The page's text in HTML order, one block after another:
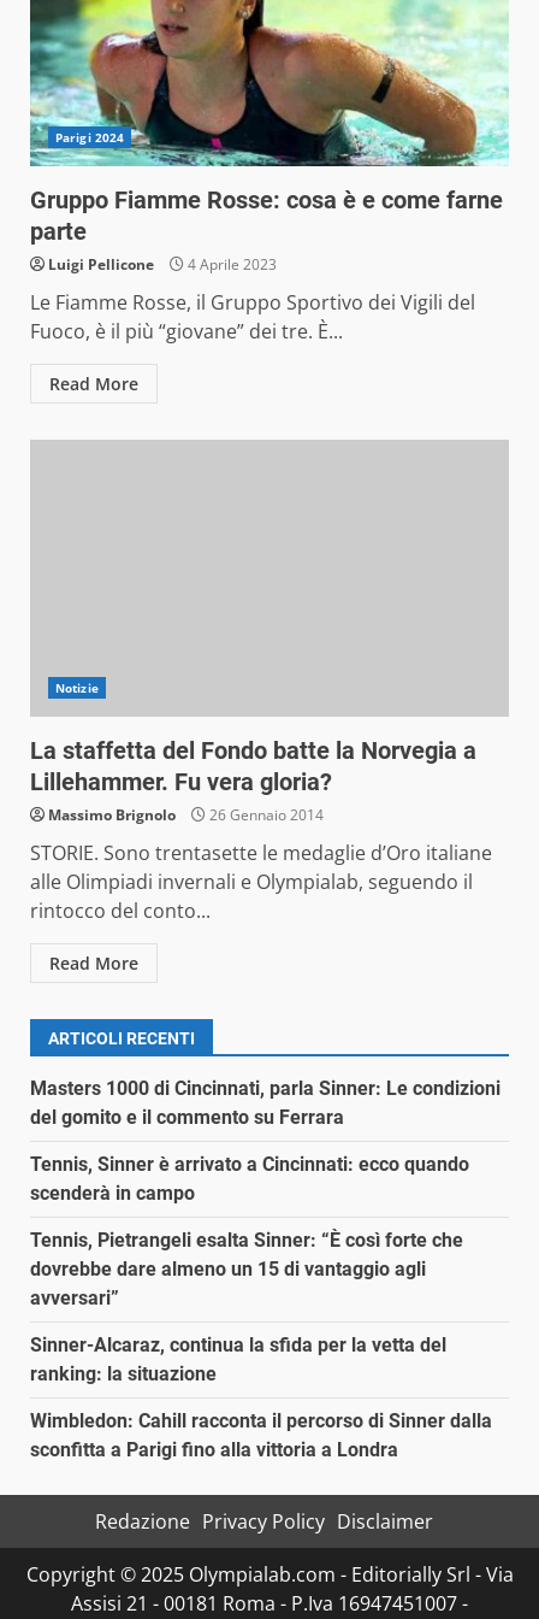
Parigi 2024
Gruppo Fiamme Rosse: cosa è e come farne
parte
Luigi Pellicone 4 Aprile 2023
Le Fiamme Rosse, il Gruppo Sportivo dei Vigili del
Fuoco, è il più “giovane” dei tre. È...
Read More
Notizie
La staffetta del Fondo batte la Norvegia a
Lillehammer. Fu vera gloria?
Massimo Brignolo 26 Gennaio 2014
STORIE. Sono trentasette le medaglie d’Oro italiane
alle Olimpiadi invernali e Olympialab, seguendo il
rintocco del conto...
Read More
ARTICOLI RECENTI
Masters 1000 di Cincinnati, parla Sinner: Le condizioni
del gomito e il commento su Ferrara
Tennis, Sinner è arrivato a Cincinnati: ecco quando
scenderà in campo
Tennis, Pietrangeli esalta Sinner: “È così forte che
dovrebbe dare almeno un 15 di vantaggio agli
avversari”
Sinner-Alcaraz, continua la sfida per la vetta del
ranking: la situazione
Wimbledon: Cahill racconta il percorso di Sinner dalla
sconfitta a Parigi fino alla vittoria a Londra
Redazione Privacy Policy Disclaimer
Copyright © 2025 Olympialab.com - Editorially Srl - Via
Assisi 21 - 00181 Roma - P.Iva 16947451007 -